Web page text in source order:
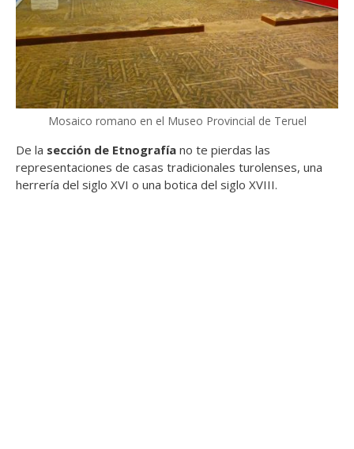
Mosaico romano en el Museo Provincial de Teruel
De la sección de Etnografía no te pierdas las
representaciones de casas tradicionales turolenses, una
herrería del siglo XVI o una botica del siglo XVIII.